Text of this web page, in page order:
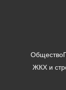
Общество
ЖКХ и